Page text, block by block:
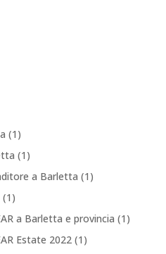
(1)
(1)
a Barletta (1)
(1)
a Barletta e provincia (1)
Estate 2022(1)